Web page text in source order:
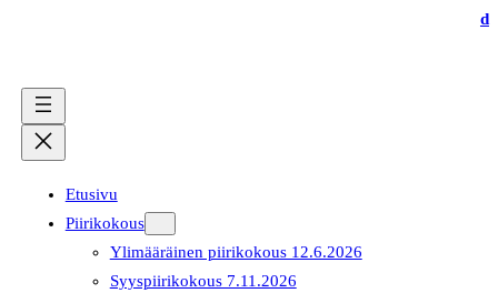
d
Etusivu
Piirikokous
Ylimääräinen piirikokous 12.6.2026
Syyspiirikokous 7.11.2026